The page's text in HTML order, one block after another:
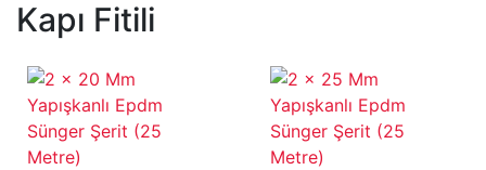
Kapı Fitili